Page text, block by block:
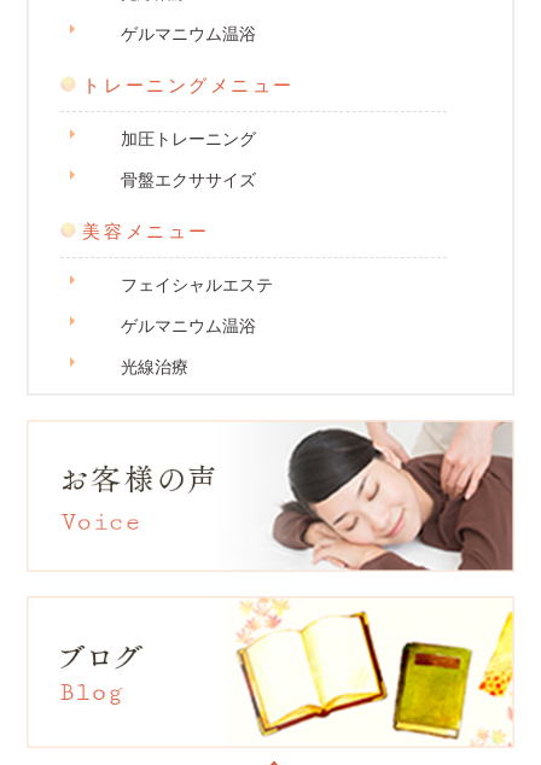
ゲルマニウム温浴
トレーニングメニュー
加圧トレーニング
骨盤エクササイズ
美容メニュー
フェイシャルエステ
ゲルマニウム温浴
光線治療